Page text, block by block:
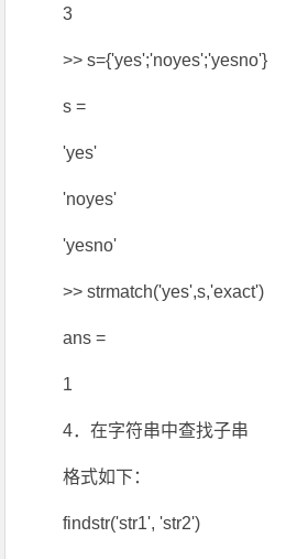
3
>> s={'yes';'noyes';'yesno'}
s =
'yes'
'noyes'
'yesno'
>> strmatch('yes',s,'exact')
ans =
1
4．在字符串中查找子串
格式如下：
findstr('str1', 'str2')